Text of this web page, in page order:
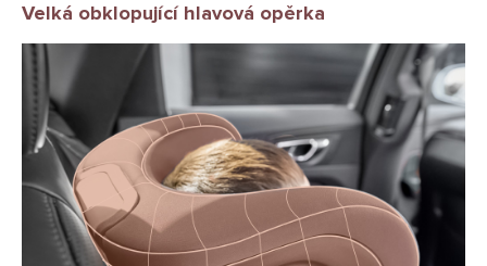
Velká obklopující hlavová opěrka